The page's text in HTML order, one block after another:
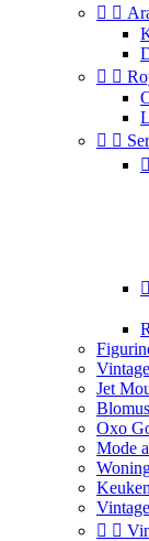
 
 
 


Jet
Blomus
Oxo
Mode
 